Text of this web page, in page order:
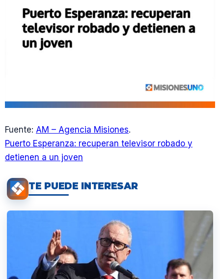
Fuente: AM – Agencia Misiones.
Puerto Esperanza: recuperan televisor robado y
detienen a un joven
TE PUEDE INTERESAR